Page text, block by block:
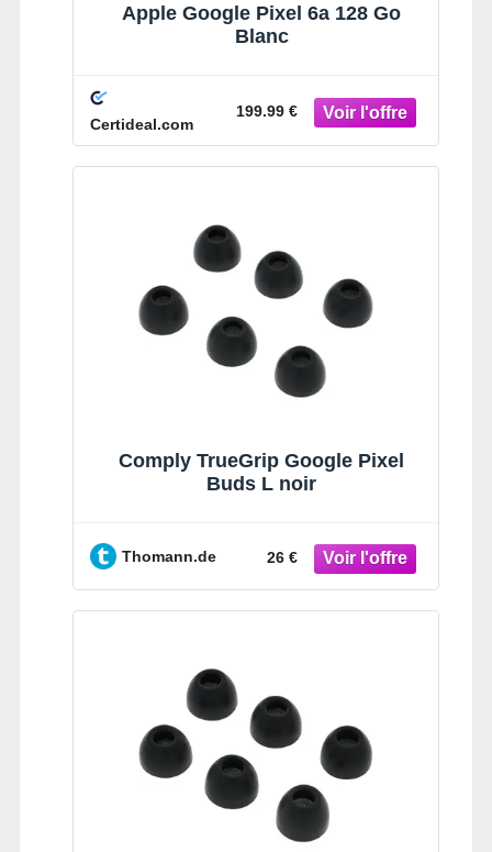
Apple Google Pixel 6a 128 Go
Blanc
Certideal.com
199.99 €
Comply TrueGrip Google Pixel
Buds L noir
Thomann.de 26 €